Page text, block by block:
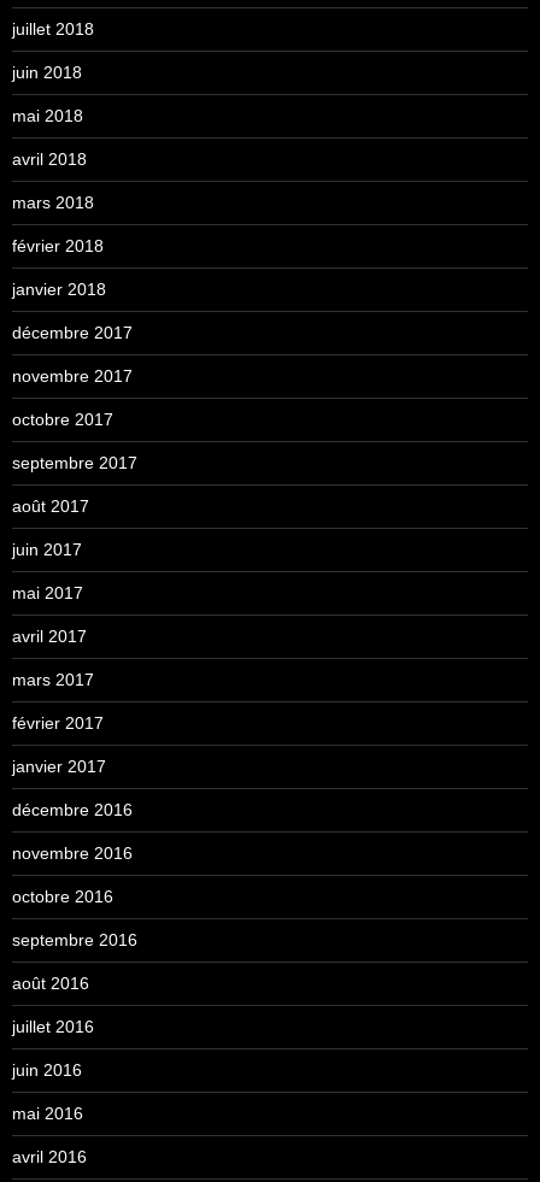
juillet 2018
juin 2018
mai 2018
avril 2018
mars 2018
février 2018
janvier 2018
décembre 2017
novembre 2017
octobre 2017
septembre 2017
août 2017
juin 2017
mai 2017
avril 2017
mars 2017
février 2017
janvier 2017
décembre 2016
novembre 2016
octobre 2016
septembre 2016
août 2016
juillet 2016
juin 2016
mai 2016
avril 2016